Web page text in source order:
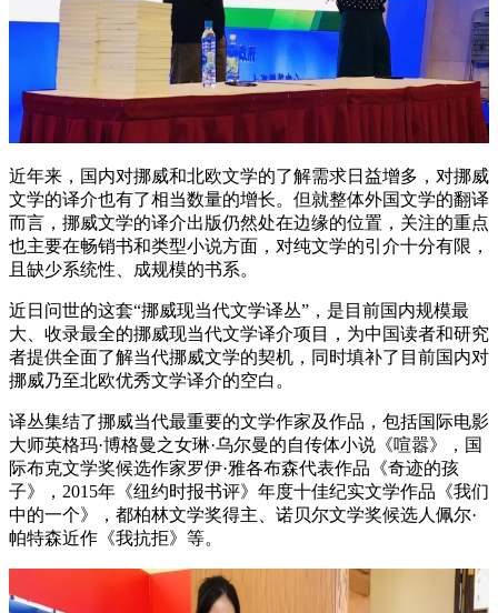
近年来，国内对挪威和北欧文学的了解需求日益增多，对挪威
文学的译介也有了相当数量的增长。但就整体外国文学的翻译
而言，挪威文学的译介出版仍然处在边缘的位置，关注的重点
也主要在畅销书和类型小说方面，对纯文学的引介十分有限，
且缺少系统性、成规模的书系。
近日问世的这套“挪威现当代文学译丛”，是目前国内规模最
大、收录最全的挪威现当代文学译介项目，为中国读者和研究
者提供全面了解当代挪威文学的契机，同时填补了目前国内对
挪威乃至北欧优秀文学译介的空白。
译丛集结了挪威当代最重要的文学作家及作品，包括国际电影
大师英格玛·博格曼之女琳·乌尔曼的自传体小说《喧嚣》，国
际布克文学奖候选作家罗伊·雅各布森代表作品《奇迹的孩
子》，2015年《纽约时报书评》年度十佳纪实文学作品《我们
中的一个》，都柏林文学奖得主、诺贝尔文学奖候选人佩尔·
帕特森近作《我抗拒》等。